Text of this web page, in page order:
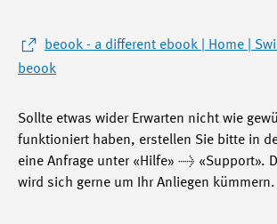
beook - a different ebook | Home |
beook
Sollte etwas wider Erwarten nicht wie
funktioniert haben, erstellen Sie bitte in
eine Anfrage unter «Hilfe» → «Support».
wird sich gerne um Ihr Anliegen kümmern.